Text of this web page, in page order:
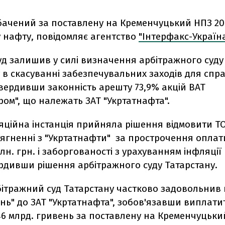
за поставлену на Кременчуцький НПЗ
повідомляє агентство "Інтерфакс-
залишив у силі визначення арбітражного
скасуванні забезпечувальних заходів для
законність арешту 73,9% акцій ВАТ
що належать ЗАТ "Укртатнафта".
інстанція прийняла рішення відмовити
з "Укртатнафти" за прострочення
грн. і заборгованості з урахуванням
рішення арбітражного суду Татарстану.
суд Татарстану частково
до ЗАТ "Укртатнафта", зобов'язавши
млрд. гривень за поставлену на